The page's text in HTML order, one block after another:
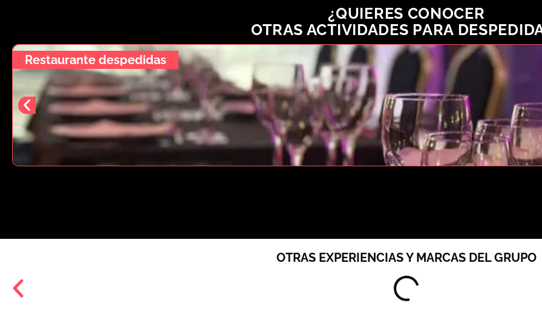
¿QUIERES CONOCER
OTRAS ACTIVIDADES PARA
Restaurante despedidas
OTRAS EXPERIENCIAS Y MARCAS DEL GRUPO